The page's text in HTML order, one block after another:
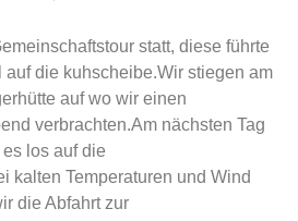
statt, diese führte
die kuhscheibe.Wir stiegen am
auf wo wir einen
verbrachten.Am nächsten Tag
los auf die
kalten Temperaturen und Wind
die Abfahrt zur